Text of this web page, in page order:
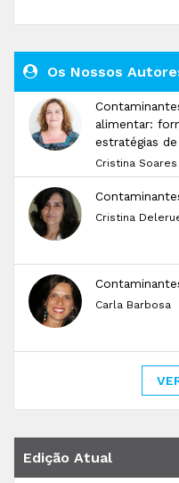
Os Nossos
alimentar:
estratégias
Cristina Soares
Cristina
Carla Barbosa
Edição Atual